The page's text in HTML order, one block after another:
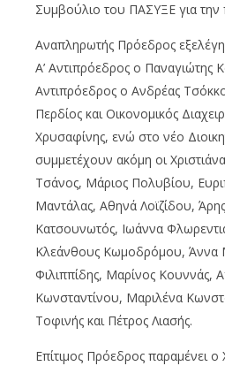
Συμβούλιο του ΠΑΣΥΞΕ για την
Αναπληρωτής Πρόεδρος
Α’ Αντιπρόεδρος ο Παναγιώτης
Αντιπρόεδρος ο Ανδρέας
Περδίος και Οικονομικός
Χρυσαφίνης, ενώ στο νέο
συμμετέχουν ακόμη οι
Τσάνος, Μάριος Πολυβίου,
Μαντάλας, Αθηνά Λοϊζίδου,
Κατσουνωτός, Ιωάννα
Κλεάνθους Κωμοδρόμου, Άννα
Φιλιππίδης, Μαρίνος Κουννάς,
Κωνσταντίνου, Μαριλένα
Τοφινής και Πέτρος Λιασής.
Επίτιμος Πρόεδρος παραμένει ο